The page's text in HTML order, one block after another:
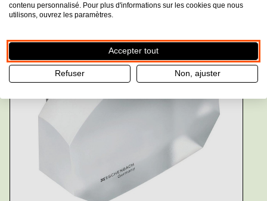
contenu personnalisé. Pour plus d'informations sur les cookies que nous
utilisons, ouvrez les paramètres.
Accepter tout
Refuser Non, ajuster